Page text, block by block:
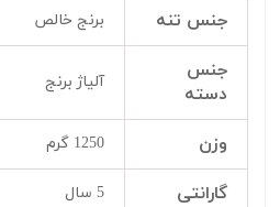
جنس تنه برنج خالص
جنس
دسته
آلیاژ برنج
وزن 1250 گرم
گارانتی 5 سال